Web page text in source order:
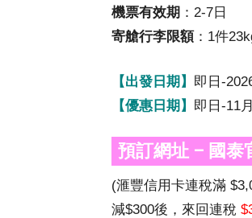
機票有效期 ：2-7日
寄艙行李限額：1件
【出發日期】 即日-
【優惠日期】 即日-11
預訂網址 – 國泰
(滙豐信用卡連稅滿
減$300後，來回連稅